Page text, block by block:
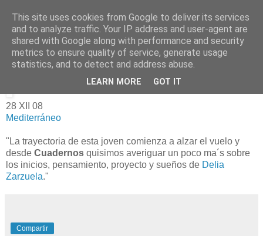
domingo, 28 de diciembre de 2008
entrevista a Delia Zarzuela
28 XII 08
Mediterráneo
"La trayectoria de esta joven comienza a alzar el vuelo y
desde Cuadernos quisimos averiguar un poco ma´s sobre
los inicios, pensamiento, proyecto y sueños de Delia
Zarzuela."
Compartir
This site uses cookies from Google to deliver its services
and to analyze traffic. Your IP address and user-agent are
shared with Google along with performance and security
metrics to ensure quality of service, generate usage
statistics, and to detect and address abuse.
LEARN MORE GOT IT